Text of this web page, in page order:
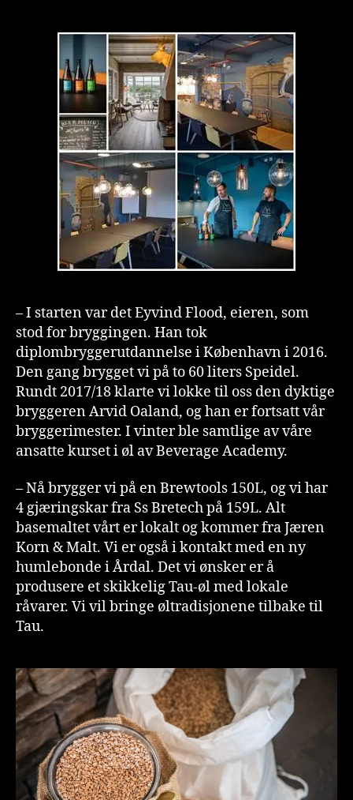
– I starten var det Eyvind Flood, eieren, som
stod for bryggingen. Han tok
diplombryggerutdannelse i København i 2016.
Den gang brygget vi på to 60 liters Speidel.
Rundt 2017/18 klarte vi lokke til oss den dyktige
bryggeren Arvid Oaland, og han er fortsatt vår
bryggerimester. I vinter ble samtlige av våre
ansatte kurset i øl av Beverage Academy.
– Nå brygger vi på en Brewtools 150L, og vi har
4 gjæringskar fra Ss Bretech på 159L. Alt
basemaltet vårt er lokalt og kommer fra Jæren
Korn & Malt. Vi er også i kontakt med en ny
humlebonde i Årdal. Det vi ønsker er å
produsere et skikkelig Tau-øl med lokale
råvarer. Vi vil bringe øltradisjonene tilbake til
Tau.